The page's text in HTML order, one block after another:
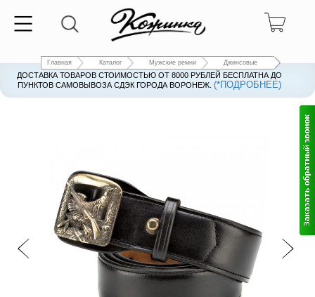
Главная Каталог Мужские ремни Джинсовые
ДОСТАВКА ТОВАРОВ СТОИМОСТЬЮ ОТ 8000 РУБЛЕЙ БЕСПЛАТНА ДО
ПУНКТОВ САМОВЫВОЗА СДЭК ГОРОДА ВОРОНЕЖ.(*ПОДРОБНЕЕ)